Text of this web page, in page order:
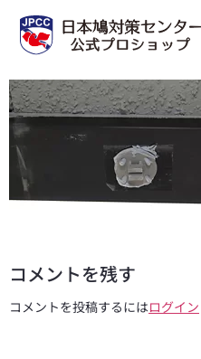
コメントを残す
コメントを投稿するにはログイン